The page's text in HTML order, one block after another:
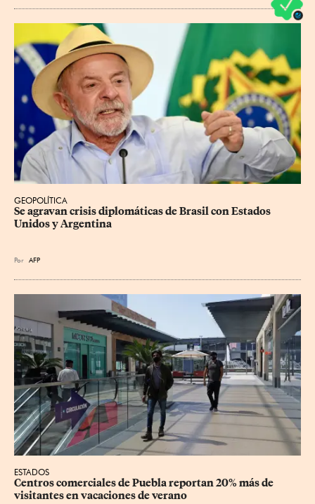
GEOPOLÍTICA
Se agravan crisis diplomáticas de Brasil con Estados
Unidos y Argentina
Por AFP
ESTADOS
Centros comerciales de Puebla reportan 20% más de
visitantes en vacaciones de verano